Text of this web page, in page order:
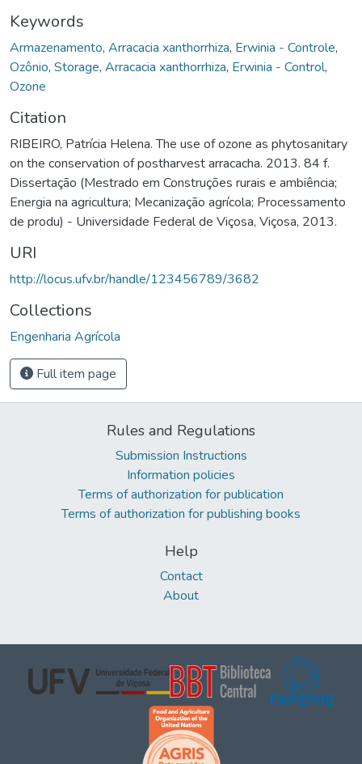
Keywords
Armazenamento, Arracacia xanthorrhiza, Erwinia - Controle,
Ozônio, Storage, Arracacia xanthorrhiza, Erwinia - Control,
Ozone
Citation
RIBEIRO, Patrícia Helena. The use of ozone as phytosanitary
on the conservation of postharvest arracacha. 2013. 84 f.
Dissertação (Mestrado em Construções rurais e ambiência;
Energia na agricultura; Mecanização agrícola; Processamento
de produ) - Universidade Federal de Viçosa, Viçosa, 2013.
URI
http://locus.ufv.br/handle/123456789/3682
Collections
Engenharia Agrícola
Full item page
Rules and Regulations
Submission Instructions
Information policies
Terms of authorization for publication
Terms of authorization for publishing books
Help
Contact
About